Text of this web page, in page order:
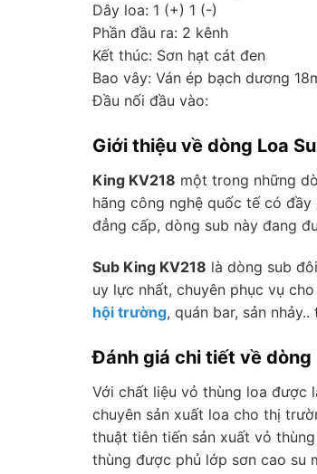
Dây loa: 1 (+) 1 (-)
Phần đầu ra: 2 kênh
Kết thúc: Sơn hạt cát đen
Bao vây: Ván ép bạch dương
Đầu nối đầu vào:
Giới thiệu về dòng Loa
King KV218 một trong những
hãng công nghệ quốc tế có
đẳng cấp, dòng sub này đang
Sub King KV218 là dòng sub
uy lực nhất, chuyên phục vụ
hội trường, quán bar, sản
Đánh giá chi tiết về dòng
Với chất liệu vỏ thùng loa được
chuyên sản xuất loa cho thị
thuật tiên tiến sản xuất vỏ
thùng được phủ lớp sơn cao su